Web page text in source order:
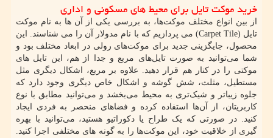
خرید موکت تایل برای محیط های مسکونی و اداری
از بین انواع مختلف موکت‌ها، به بررسی یکی از آن ها به نام موکت
تایل (Carpet Tile) می پردازیم که با نام مدولار آن را می شناسند. این
محصول، جایگزینی جدید برای موکت‌های رولی در ابعاد مختلف بود و
شما می‌توانید به صورت تایل‌های مربع و جدا از هم، این تایل های
موکتی را در کنار هم قرار دهید. علاوه بر مربع، اشکال دیگری مثل
مستطیل، مثلث، شش گوشه و اشکال خاص دیگری وجود دارد که
جلوه زیباتر و شیک‌تری به محیط می‌بخشد و می‌توانید مطابق با نوع
کاربریتان، از آن‌ها استفاده کرده و فضاهای منحصر به فردی ایجاد
کنید. در صورتی که یک طراح یا دکوراتیو هستید، می‌توانید با بهره
گیری از خلاقیت خود، این موکت‌ها را به گونه های مختلفی اجرا کنید.